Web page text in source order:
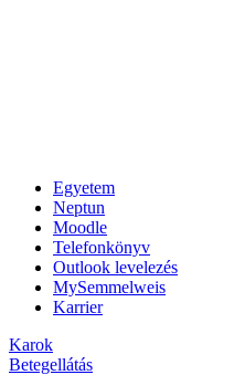
Egyetem
Neptun
Moodle
Telefonkönyv
Outlook levelezés
MySemmelweis
Karrier
Karok
Betegellátás